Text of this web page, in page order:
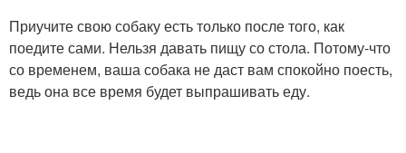
Приучите свою собаку есть только после того, как
поедите сами. Нельзя давать пищу со стола. Потому-что
со временем, ваша собака не даст вам спокойно поесть,
ведь она все время будет выпрашивать еду.